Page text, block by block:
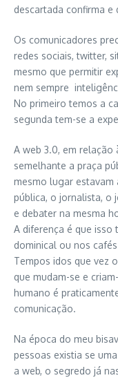
descartada confirma e
Os comunicadores
redes sociais, twitter,
mesmo que permitir
nem sempre
No primeiro temos a
segunda tem-se a
A web 3.0, em relação
semelhante a praça
mesmo lugar
pública, o jornalista, o
e debater na mesma
A diferença é que isso
dominical ou nos
Tempos idos que vez
que mudam-se e
humano é
comunicação.
Na época do meu
pessoas existia se
a web, o segredo já